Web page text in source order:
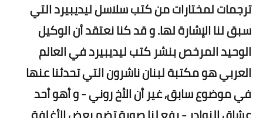
ترجمات لمختارات من كتب سلاسل ليديبيرد التي
سبق لنا الإشارة لها. و قد كنا نعتقد أن الوكيل
الوحيد المرخص بنشر كتب ليديبيرد في العالم
العربي هو مكتبة لبنان ناشرون التي تحدثنا عنها
في موضوع سابق, غير أن الأخ روني - و أهو أحد